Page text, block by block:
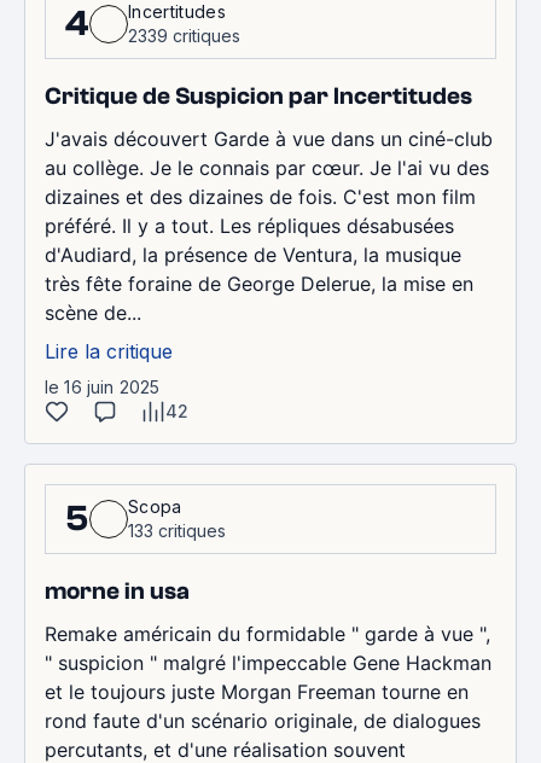
4
Incertitudes
2339 critiques
Critique de Suspicion par Incertitudes
J'avais découvert Garde à vue dans un ciné-club
au collège. Je le connais par cœur. Je l'ai vu des
dizaines et des dizaines de fois. C'est mon film
préféré. Il y a tout. Les répliques désabusées
d'Audiard, la présence de Ventura, la musique
très fête foraine de George Delerue, la mise en
scène de...
Lire la critique
le 16 juin 2025
42
5
Scopa
133 critiques
morne in usa
Remake américain du formidable " garde à vue ",
" suspicion " malgré l'impeccable Gene Hackman
et le toujours juste Morgan Freeman tourne en
rond faute d'un scénario originale, de dialogues
percutants, et d'une réalisation souvent